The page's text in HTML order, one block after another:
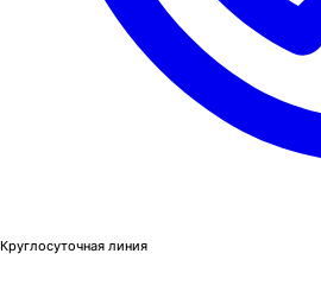
Круглосуточная линия